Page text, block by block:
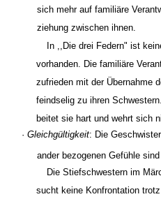
sich mehr auf familiäre
ziehung zwischen ihnen.
In ,,Die drei Federn" ist
vorhanden. Die familiäre
zufrieden mit der Übernahme
feindselig zu ihren
beitet sie hart und wehrt sich
· Gleichgültigkeit: Die
ander bezogenen Gefühle
Die Stiefschwestern im
sucht keine Konfrontation